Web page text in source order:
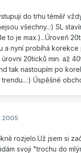
do trhu téměř
všechny..:) SL
to je max.)...Úroveň
a nyní probíhá korekce
20ticků min. až
tak nastoupím po
Úspěšné
2005
rozjelo.Už jsem si
svoji "trochu do